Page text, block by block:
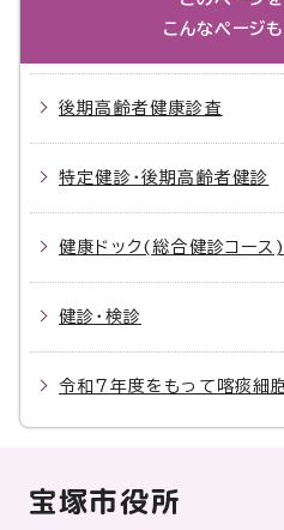
こんなページ
後期高齢者健康診査
特定健診・後期高齢者健診
健康ドック(総合健診コース)
健診・検診
令和7年度をもって喀痰細
宝塚市役所